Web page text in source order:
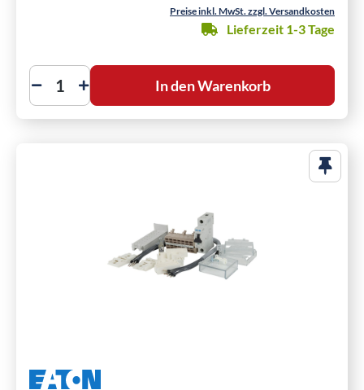
Preise inkl. MwSt. zzgl. Versandkosten
Lieferzeit 1-3 Tage
In den Warenkorb